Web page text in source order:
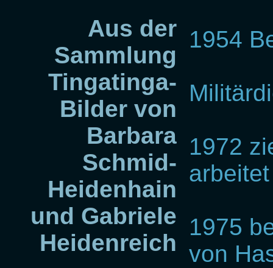
Aus der
Sammlung
Tingatinga-
Bilder von
Barbara
Schmid-
Heidenhain
und Gabriele
Heidenreich
1954
1972
1975
von